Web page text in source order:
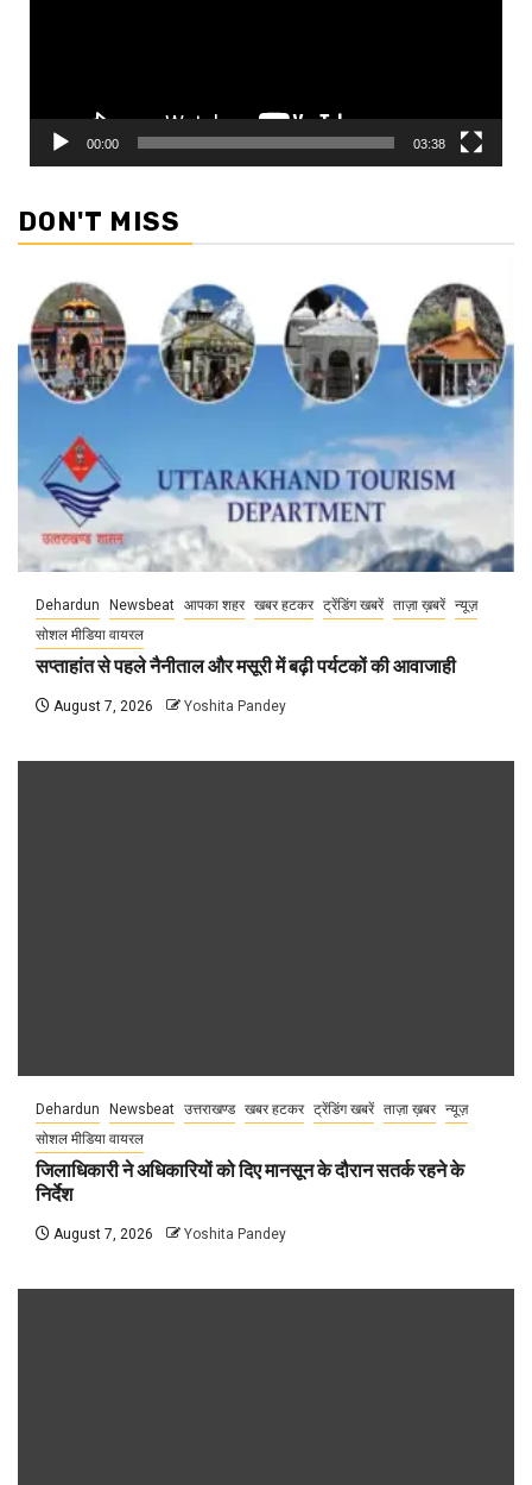
00:00 03:38
DON'T MISS
Dehardun Newsbeat आपका शहर खबर हटकर ट्रेंडिंग खबरें ताज़ा ख़बरें न्यूज़
सोशल मीडिया वायरल
सप्ताहांत से पहले नैनीताल और मसूरी में बढ़ी पर्यटकों की आवाजाही
August 7, 2026 Yoshita Pandey
Dehardun Newsbeat उत्तराखण्ड खबर हटकर ट्रेंडिंग खबरें ताज़ा ख़बर न्यूज़
सोशल मीडिया वायरल
जिलाधिकारी ने अधिकारियों को दिए मानसून के दौरान सतर्क रहने के
निर्देश
August 7, 2026 Yoshita Pandey